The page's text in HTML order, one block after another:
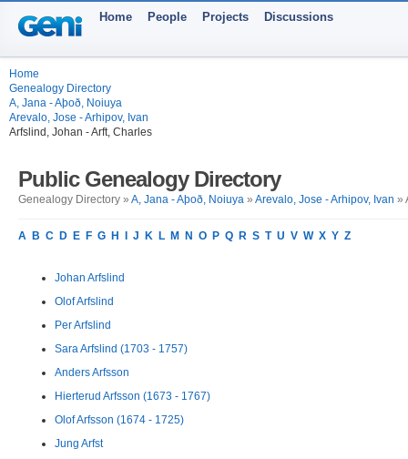
Home People Projects Discussions
Home
Genealogy Directory
A, Jana - Aþoð, Noiuya
Arevalo, Jose - Arhipov, Ivan
Arfslind, Johan - Arft, Charles
Public Genealogy Directory
Genealogy Directory » A, Jana - Aþoð, Noiuya » Arevalo, Jose - Arhipov, Ivan »
A B C D E F G H J K L M N O P Q R S T U V W X Y Z
Johan Arfslind
Olof Arfslind
Per Arfslind
Sara Arfslind (1703 - 1757)
Anders Arfsson
Hierterud Arfsson (1673 - 1767)
Olof Arfsson (1674 - 1725)
Jung Arfst